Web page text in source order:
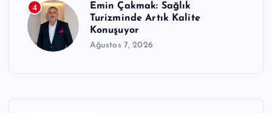
4
Emin Çakmak: Sağlık
Turizminde Artık Kalite
Konuşuyor
Ağustos 7, 2026